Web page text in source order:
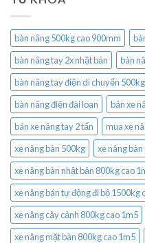
bàn nâng 500kg cao 900mm
bàn nâng tay 2x nhật bản
bàn
bàn nâng tay điện di chuyển 500kg
bàn nâng điện đài loan
bán xe
bán xe nâng tay 2 tấn
mua xe
xe nâng bàn 500kg
xe nâng bàn
xe nâng bàn nhật bản 800kg cao
xe nâng bán tự động đi bộ 1500kg
xe nâng cây cảnh 800kg cao 1m5
xe nâng mặt bàn 800kg cao 1m5